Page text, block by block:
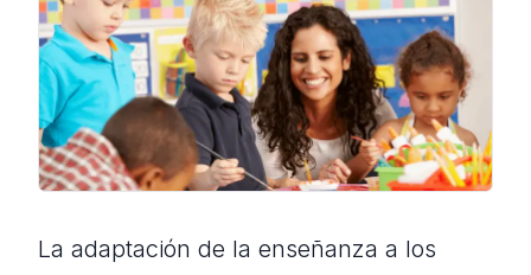
La adaptación de la enseñanza a los